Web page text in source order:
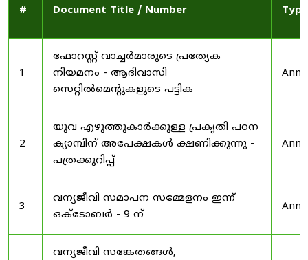
# Document Title / Number Type
1
ഫോറസ്റ്റ് വാച്ചർമാരുടെ പ്രത്യേക
നിയമനം - ആദിവാസി
സെറ്റിൽമെന്റുകളുടെ പട്ടിക
2
യുവ എഴുത്തുകാർക്കുള്ള പ്രകൃതി പഠന
ക്യാമ്പിന് അപേക്ഷകൾ ക്ഷണിക്കുന്നു -
പത്രക്കുറിപ്പ്
3
വന്യജീവി സമാപന സമ്മേളനം ഇന്ന്
ഒക്ടോബർ - 9 ന്
വന്യജീവി സങ്കേതങ്ങൾ,